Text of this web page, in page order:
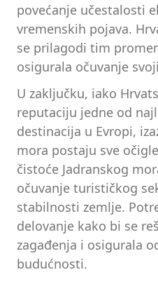
povećanje učestalosti
vremenskih pojava.
se prilagodi tim
osigurala očuvanje
U zaključku, iako
reputaciju jedne od
destinacija u Evropi,
mora postaju sve
čistoće Jadranskog
očuvanje turističkog
stabilnosti zemlje.
delovanje kako bi se
zagađenja i osigurala
budućnosti.